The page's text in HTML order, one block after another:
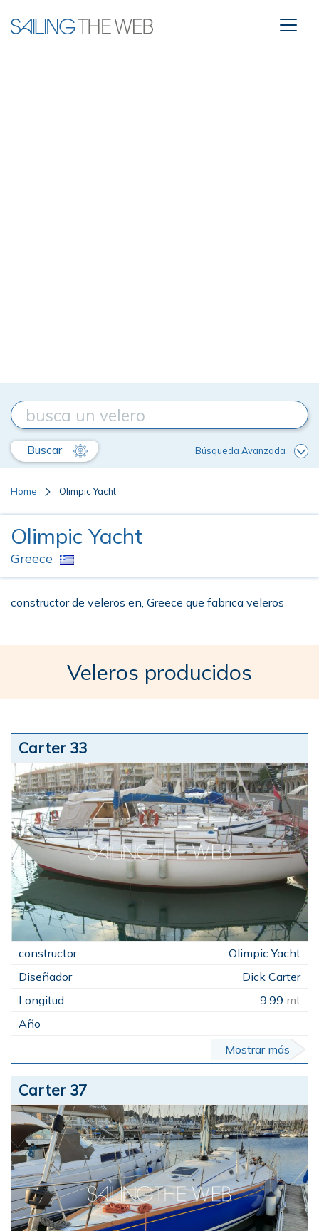
Buscar Búsqueda Avanzada
Home Olimpic Yacht
Olimpic Yacht
Greece
constructor de veleros en, Greece que fabrica veleros
Veleros producidos
Carter 33
Olimpic Yacht
Dick Carter
9,99 mt
Mostrar más
Carter 37